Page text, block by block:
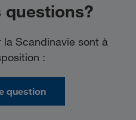
questions?
Scandinavie sont à
:
question